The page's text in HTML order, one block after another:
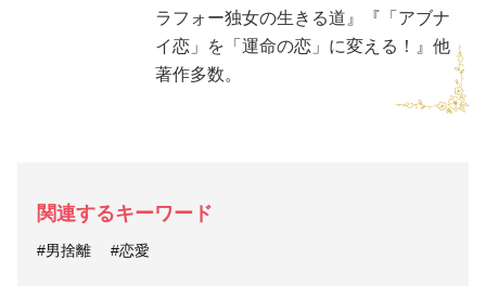
ラフォー独女の生きる道』『「アブナ
イ恋」を「運命の恋」に変える！』他
著作多数。
関連するキーワード
#男捨離 #恋愛